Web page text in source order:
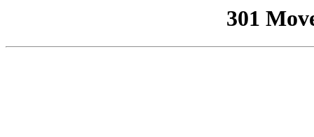
301